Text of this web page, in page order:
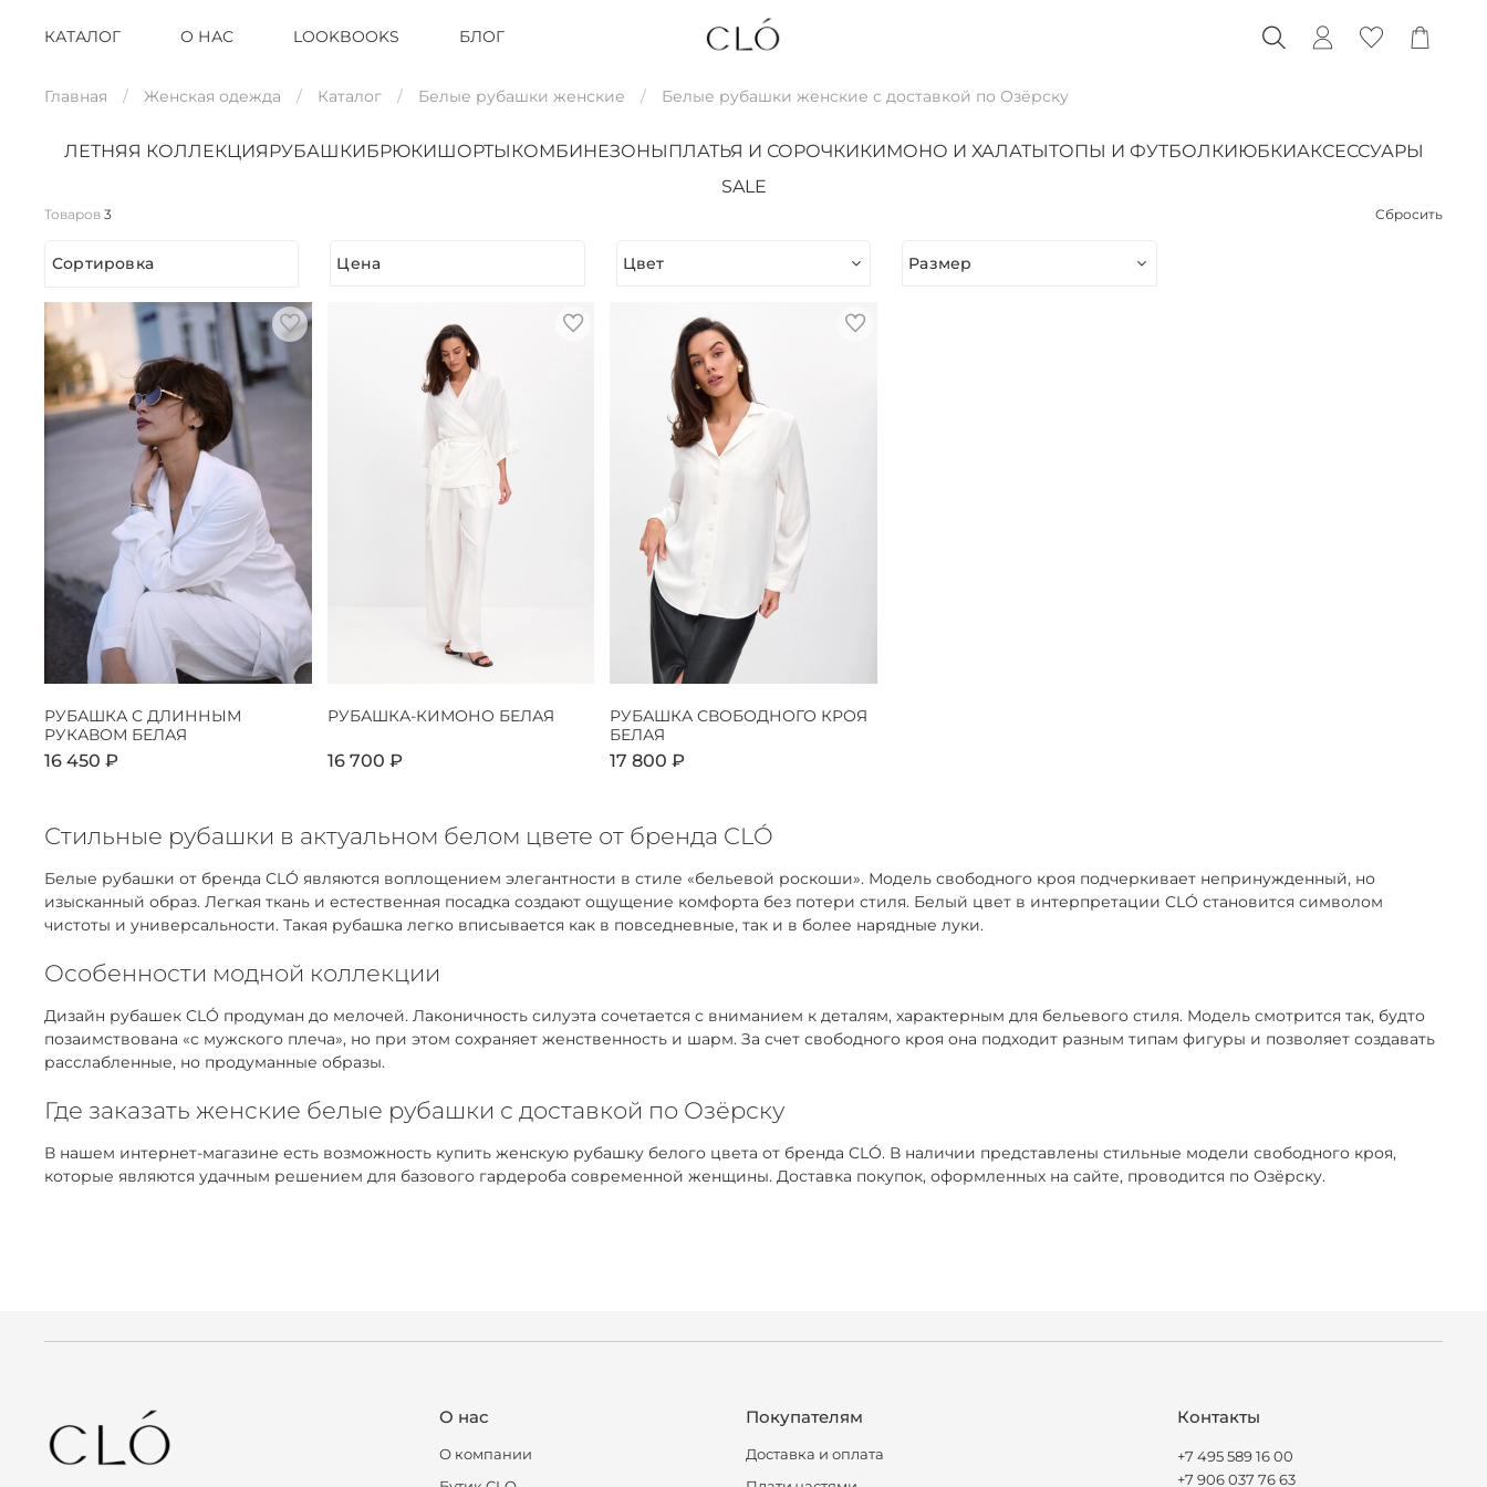
КАТАЛОГ О НАС LOOKBOOKS БЛОГ
Главная Женская одежда Каталог Белые рубашки женские Белые рубашки женские с доставкой по Озёрску
ЛЕТНЯЯ КОЛЛЕКЦИЯ РУБАШКИБРЮКИШОРТЫ КОМБИНЕЗОНЫ ПЛАТЬЯ И СОРОЧКИКИМОНО И ХАЛАТЫТОПЫ И ФУТБОЛКИЮБКИАКСЕССУАРЫ
SALE
Товаров 3 Сбросить
Сортировка Цена Цвет Размер
РУБАШКА С ДЛИННЫМ
РУКАВОМ БЕЛАЯ
16 450 ₽
РУБАШКА-КИМОНО БЕЛАЯ
16 700 ₽
РУБАШКА СВОБОДНОГО КРОЯ
БЕЛАЯ
17 800 ₽
Стильные рубашки в актуальном белом цвете от бренда CLÓ
Белые рубашки от бренда CLÓ являются воплощением элегантности в стиле «бельевой роскоши». Модель свободного кроя подчеркивает непринужденный, но
изысканный образ. Легкая ткань и естественная посадка создают ощущение комфорта без потери стиля. Белый цвет в интерпретации CLÓ становится символом
чистоты и универсальности. Такая рубашка легко вписывается как в повседневные, так и в более нарядные луки.
Особенности модной коллекции
Дизайн рубашек CLÓ продуман до мелочей. Лаконичность силуэта сочетается с вниманием к деталям, характерным для бельевого стиля. Модель смотрится так, будто
позаимствована «с мужского плеча», но при этом сохраняет женственность и шарм. За счет свободного кроя она подходит разным типам фигуры и позволяет создавать
расслабленные, но продуманные образы.
Где заказать женские белые рубашки с доставкой по Озёрску
В нашем интернет-магазине есть возможность купить женскую рубашку белого цвета от бренда CLÓ. В наличии представлены стильные модели свободного кроя,
которые являются удачным решением для базового гардероба современной женщины. Доставка покупок, оформленных на сайте, проводится по Озёрску.
О нас
О компании
Покупателям
Доставка и оплата
Контакты
+7 495 589 16 00
+7 906 037 76 63